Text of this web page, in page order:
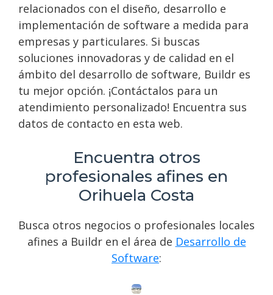
relacionados con el diseño, desarrollo e
implementación de software a medida para
empresas y particulares. Si buscas
soluciones innovadoras y de calidad en el
ámbito del desarrollo de software, Buildr es
tu mejor opción. ¡Contáctalos para un
atendimiento personalizado! Encuentra sus
datos de contacto en esta web.
Encuentra otros
profesionales afines en
Orihuela Costa
Busca otros negocios o profesionales locales
afines a Buildr en el área de Desarrollo de
Software: